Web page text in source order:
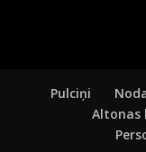
Pulciņi
Altonas